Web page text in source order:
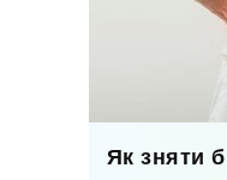
Як зняти